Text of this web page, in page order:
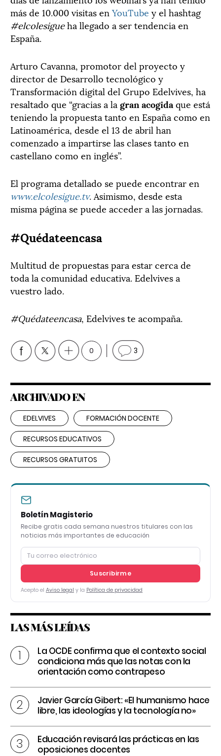
más de 10.000 visitas en YouTube y el hashtag
#elcolesigueha llegado a ser tendencia en
España.
Arturo Cavanna, promotor del proyecto y
director de Desarrollo tecnológico y
Transformación digital del Grupo Edelvives, ha
resaltado que “gracias a la gran acogida que está
teniendo la propuesta tanto en España como en
Latinoamérica, desde el 13 de abril han
comenzado a impartirse las clases tanto en
castellano como en inglés”.
El programa detallado se puede encontrar en
www.elcolesigue.tv. Asimismo, desde esta
misma página se puede acceder a las jornadas.
#Quédateencasa
Multitud de propuestas para estar cerca de
toda la comunidad educativa. Edelvives a
vuestro lado.
#Quédateencasa, Edelvives te acompaña.
0 3
ARCHIVADO EN
EDELVIVES FORMACIÓN DOCENTE
RECURSOS EDUCATIVOS
RECURSOS GRATUITOS
Boletín Magisterio
Recibe gratis cada semana nuestros titulares con las
noticias más importantes de educación
Suscribirme
Acepto el Aviso legal y la Política de privacidad
LAS MÁS LEÍDAS
La OCDE confirma que el contexto social
condiciona más que las notas con la
orientación como contrapeso
Javier García Gibert: «El humanismo hace
libre, las ideologías y la tecnología no»
Educación revisará las prácticas en las
oposiciones docentes